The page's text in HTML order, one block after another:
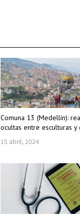
Comuna 13 (Medellín):
ocultas entre esculturas y
15 abril, 2024